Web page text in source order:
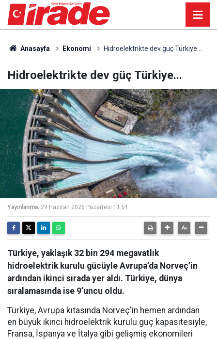
Anasayfa Ekonomi Hidroelektrikte dev güç Türkiye...
Hidroelektrikte dev güç Türkiye...
Yayınlanma: 29 Haziran 2026 Pazartesi 11:51
Türkiye, yaklaşık 32 bin 294 megavatlık
hidroelektrik kurulu gücüyle Avrupa’da Norveç’in
ardından ikinci sırada yer aldı. Türkiye, dünya
sıralamasında ise 9’uncu oldu.
Türkiye, Avrupa kıtasında Norveç'in hemen ardından
en büyük ikinci hidroelektrik kurulu güç kapasitesiyle,
Fransa, İspanya ve İtalya gibi gelişmiş ekonomileri